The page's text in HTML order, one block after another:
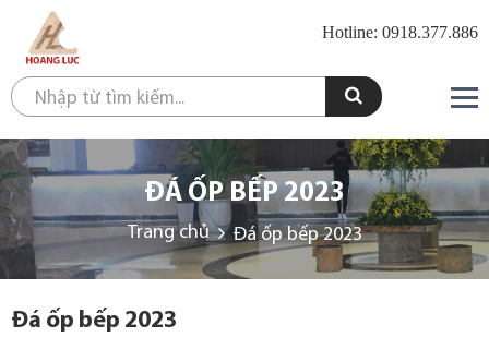
Hotline: 0918.377.886
ĐÁ ỐP BẾP 2023
Trang chủ Đá ốp bếp 2023
Đá ốp bếp 2023